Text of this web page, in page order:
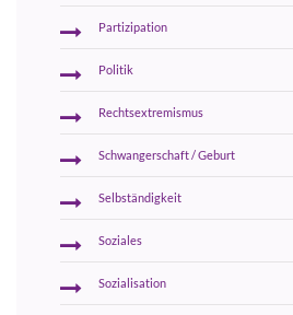
Partizipation
Politik
Rechtsextremismus
Schwangerschaft / Geburt
Selbständigkeit
Soziales
Sozialisation